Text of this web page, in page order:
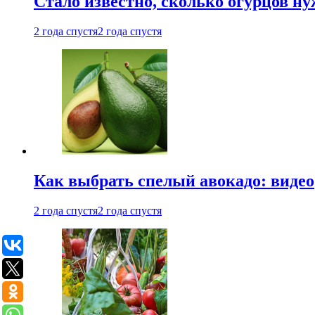
2 года спустя2 года спустя
Как выбрать спелый авокадо: видео
2 года спустя2 года спустя